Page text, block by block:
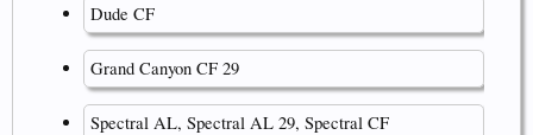
Dude CF
Grand Canyon CF 29
Spectral AL, Spectral AL 29, Spectral CF